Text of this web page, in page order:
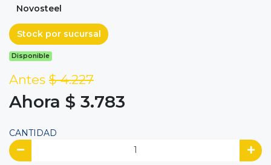
Novosteel
Stock por sucursal
Disponible
Antes $ 4.227
Ahora $ 3.783
CANTIDAD